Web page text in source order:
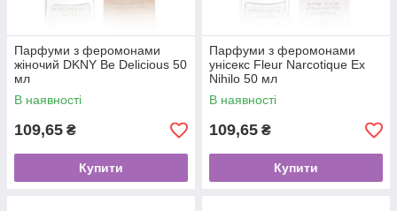
Парфуми з феромонами
жіночий DKNY Be Delicious 50
мл
В наявності
109,65 ₴
Купити
Парфуми з феромонами
унісекс Fleur Narcotique Ex
Nihilo 50 мл
В наявності
109,65 ₴
Купити